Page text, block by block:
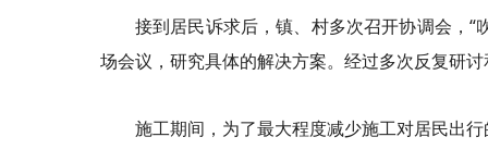
接到居民诉求后，镇、村多次召开协调会，
场会议，研究具体的解决方案。经过多次反复研
施工期间，为了最大程度减少施工对居民出